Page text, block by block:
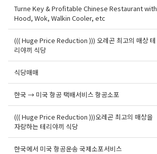
Turne Key & Profitable Chinese Restaurant with
Hood, Wok, Walkin Cooler, etc
((( Huge Price Reduction ))) 오레곤 최고의 매상 테
리야끼 식당
식당매매
한국 → 미국 항공 택배서비스 항공소포
((( Huge Price Reduction )))오레곤 최고의 매상을
자랑하는 테리야끼 식당
한국에서 미국 항공운송 국제소포서비스